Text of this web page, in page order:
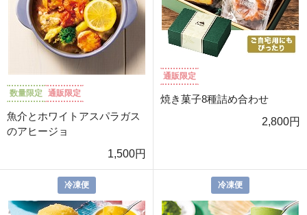
数量限定 通販限定
魚介とホワイトアスパラガス
のアヒージョ
1,500円
通販限定
焼き菓子8種詰め合わせ
2,800円
冷凍便 冷凍便